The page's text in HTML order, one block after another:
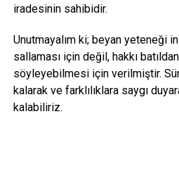
iradesinin sahibidir.
Unutmayalım ki; beyan yeteneği
sallaması için değil, hakkı
söyleyebilmesi için verilmiştir.
kalarak ve farklılıklara saygı
kalabiliriz.